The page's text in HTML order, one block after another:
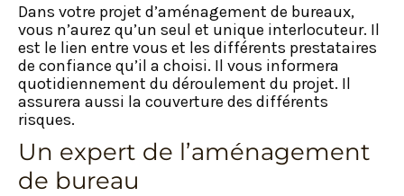
Dans votre projet d’aménagement de bureaux,
vous n’aurez qu’un seul et unique interlocuteur. Il
est le lien entre vous et les différents prestataires
de confiance qu’il a choisi. Il vous informera
quotidiennement du déroulement du projet. Il
assurera aussi la couverture des différents
risques.
Un expert de l’aménagement
de bureau